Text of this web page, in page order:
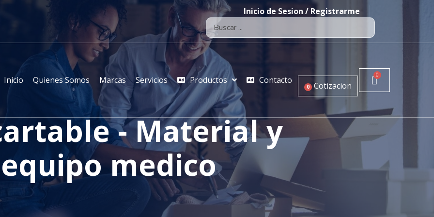
Inicio de Sesion / Registrarme
Inicio Quienes Somos Marcas Servicios Productos Contacto
0 Cotizacion
- Material y
equipo medico